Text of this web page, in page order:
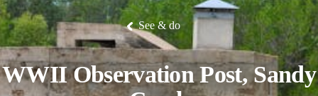
Die
beliebtesten
Orte
Nationalpark
Park
Tiwi-
Inseln
East
Arnhem
Land
Mataranka
Nitmiluk-
Nationalpark
Karlu
Karlu
/
Devils
Marbles
Maguk
Tjorita
/
West-
MacDonnell-
Nationalpark
Aktivitäten
Erlebnisse
Reisetyp
Glamping
Luxuserlebnisse
Gaumenfreuden
Geschichte
und
Erbe
Festivals
und
Veranstaltungen
Angeln
Planen
&
Buchen
See & do
WWII Observation Post, Sandy